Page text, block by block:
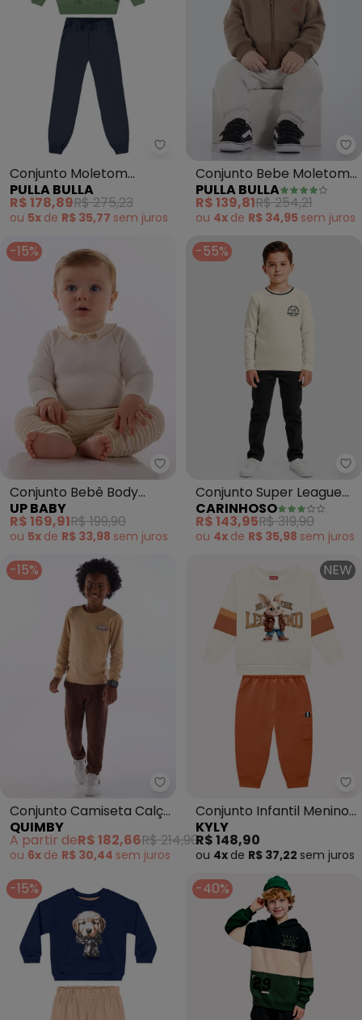
Pulla Bulla - Conjunto Moletom
Conjunto Moletom
(Verde)
PULLA BULLA
R$ 178,89R$ 275,23
ou 5x de R$ 35,77 sem juros
Conjunto Bebe Moletom
e Malha Relevo (Verde)
PULLA BULLA
R$ 139,81R$ 254,21
ou 4x de R$ 34,95 sem juros
-15%
Up Baby - Conjunto Bebê Body
Conjunto Bebê Body
Listrado Branco
UP BABY
R$ 169,91R$ 199,90
ou 5x de R$ 33,98 sem juros
-55%
Conjunto Super League
(Off White)
CARINHOSO
R$ 143,95R$ 319,90
ou 4x de R$ 35,98 sem juros
-15%
Quimby - Conjunto Camiseta
Conjunto Camiseta Calça
Gorgurão Bege
QUIMBY
A partir deR$ 182,66R$ 214,90
ou 6x de R$ 30,44 sem juros
NEW
Conjunto Infantil Menino
Coelho (Cinza)
KYLY
R$ 148,90
ou 4x de R$ 37,22 sem juros
-15% -40%